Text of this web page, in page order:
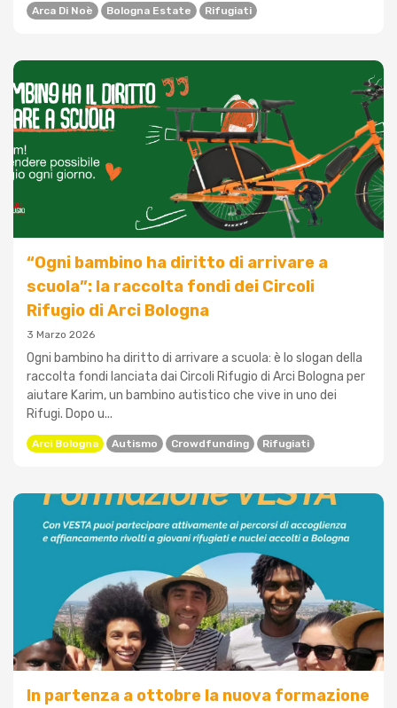
Arca Di Noè Bologna Estate Rifugiati
“Ogni bambino ha diritto di arrivare a
scuola”: la raccolta fondi dei Circoli
Rifugio di Arci Bologna
3 Marzo 2026
Ogni bambino ha diritto di arrivare a scuola: è lo slogan della
raccolta fondi lanciata dai Circoli Rifugio di Arci Bologna per
aiutare Karim, un bambino autistico che vive in uno dei
Rifugi. Dopo u...
Arci Bologna Autismo Crowdfunding Rifugiati
In partenza a ottobre la nuova formazione